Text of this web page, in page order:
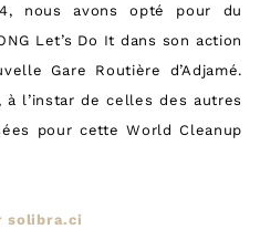
nous avons opté pour du
Let’s Do It dans son action
Gare Routière d’Adjamé.
à l’instar de celles des autres
pour cette World Cleanup
solibra.ci